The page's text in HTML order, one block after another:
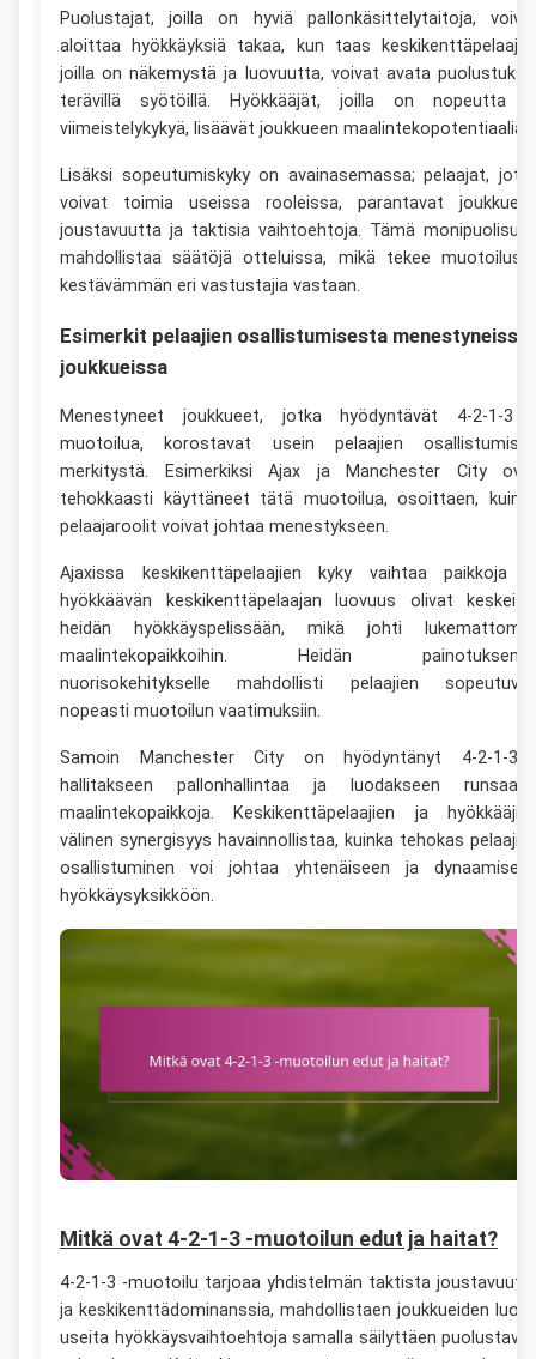
Puolustajat, joilla on hyviä pallonkäsittelytaitoja,
aloittaa hyökkäyksiä takaa, kun taas
joilla on näkemystä ja luovuutta, voivat avata
terävillä syötöillä. Hyökkääjät, joilla on nopeutta
viimeistelykykyä, lisäävät joukkueen maalintekopotentiaalia.
Lisäksi sopeutumiskyky on avainasemassa; pelaajat,
voivat toimia useissa rooleissa, parantavat
joustavuutta ja taktisia vaihtoehtoja. Tämä
mahdollistaa säätöjä otteluissa, mikä tekee
kestävämmän eri vastustajia vastaan.
Esimerkit pelaajien osallistumisesta menestyneissä
joukkueissa
Menestyneet joukkueet, jotka hyödyntävät 4-2-1-3
muotoilua, korostavat usein pelaajien
merkitystä. Esimerkiksi Ajax ja Manchester City
tehokkaasti käyttäneet tätä muotoilua, osoittaen,
pelaajaroolit voivat johtaa menestykseen.
Ajaxissa keskikenttäpelaajien kyky vaihtaa paikkoja
hyökkäävän keskikenttäpelaajan luovuus olivat
heidän hyökkäyspelissään, mikä johti
maalintekopaikkoihin. Heidän
nuorisokehitykselle mahdollisti pelaajien
nopeasti muotoilun vaatimuksiin.
Samoin Manchester City on hyödyntänyt 4-2-1-
hallitakseen pallonhallintaa ja luodakseen
maalintekopaikkoja. Keskikenttäpelaajien ja
välinen synergisyys havainnollistaa, kuinka tehokas
osallistuminen voi johtaa yhtenäiseen ja
hyökkäysyksikköön.
Mitkä ovat 4-2-1-3 -muotoilun edut ja haitat?
4-2-1-3 -muotoilu tarjoaa yhdistelmän taktista
ja keskikenttädominanssia, mahdollistaen joukkueiden
useita hyökkäysvaihtoehtoja samalla säilyttäen